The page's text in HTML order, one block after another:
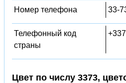
Номер телефона 33-
Телефонный код
страны
Цвет по числу 3373,